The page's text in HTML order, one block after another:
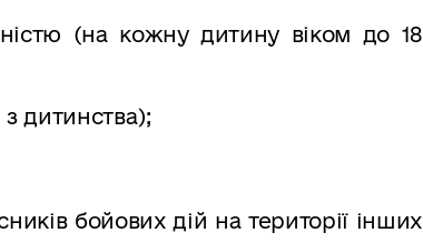
(на кожну дитину віком до 18
з дитинства);
бойових дій на території інших